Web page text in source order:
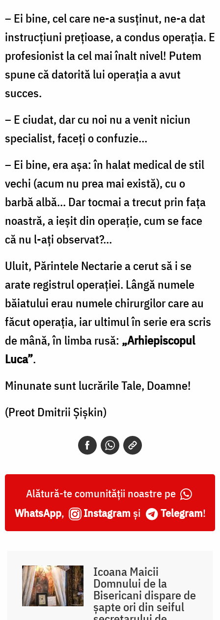
– Ei bine, cel care ne-a susținut, ne-a dat
instrucțiuni prețioase, a condus operația. E
profesionist la cel mai înalt nivel! Putem
spune că datorită lui operația a avut
succes.
– E ciudat, dar cu noi nu a venit niciun
specialist, faceți o confuzie...
– Ei bine, era așa: în halat medical de stil
vechi (acum nu prea mai există), cu o
barbă albă... Dar tocmai a trecut prin fața
noastră, a ieșit din operație, cum se face
că nu l-ați observat?...
Uluit, Părintele Nectarie a cerut să i se
arate registrul operației. Lângă numele
băiatului erau numele chirurgilor care au
făcut operația, iar ultimul în serie era scris
de mână, în limba rusă: „Arhiepiscopul
Luca”.
Minunate sunt lucrările Tale, Doamne!
(Preot Dmitrii Șișkin)
Alătură-te comunității noastre pe
WhatsApp, Instagram și Telegram!
Icoana Maicii
Domnului de la
Bisericani dispare de
șapte ori din seiful